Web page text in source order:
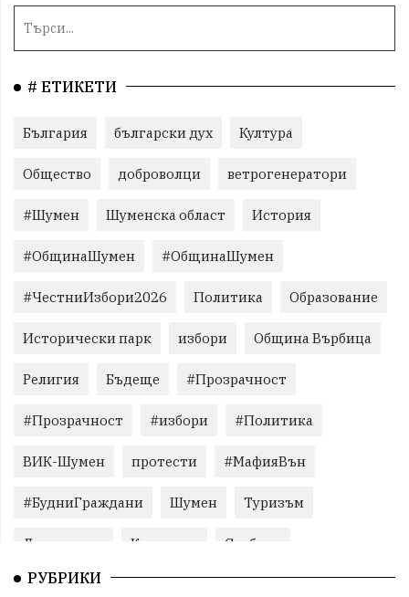
# ЕТИКЕТИ
България български дух Култура
Общество доброволци ветрогенератори
#Шумен Шуменска област История
#ОбщинаШумен #ОбщинаШумен
#ЧестниИзбори2026 Политика Образование
Исторически парк избори Община Върбица
Религия Бъдеще #Прозрачност
#Прозрачност #избори #Политика
ВИК-Шумен протести #МафияВън
#БудниГраждани Шумен Туризъм
Литература Корупция Свобода
Справедливост
РУБРИКИ